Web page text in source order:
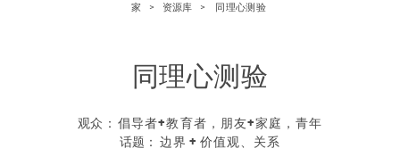
家 > 资源库 > 同理心测验
同理心测验
观众：倡导者+教育者，朋友+家庭，青年
话题： 边界 + 价值观、关系